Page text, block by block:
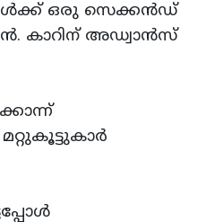
ഒരു സെക്കന്‍ഡ്‌
കാറിന്‌ അഡ്വാന്‍സ്‌